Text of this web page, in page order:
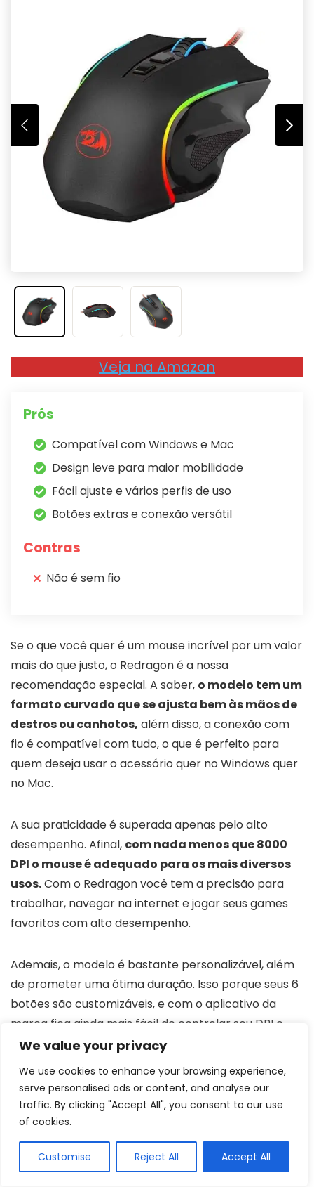
We value your privacy
We use cookies to enhance your browsing experience,
serve personalised ads or content, and analyse our
traffic. By clicking "Accept All", you consent to our use
of cookies.
Customise Reject All Accept All
Veja na Amazon
Prós
Compatível com Windows e Mac
Design leve para maior mobilidade
Fácil ajuste e vários perfis de uso
Botões extras e conexão versátil
Contras
Não é sem fio
Se o que você quer é um mouse incrível por um valor
mais do que justo, o Redragon é a nossa
recomendação especial. A saber, o modelo tem um
formato curvado que se ajusta bem às mãos de
destros ou canhotos, além disso, a conexão com
fio é compatível com tudo, o que é perfeito para
quem deseja usar o acessório quer no Windows quer
no Mac.
A sua praticidade é superada apenas pelo alto
desempenho. Afinal, com nada menos que 8000
DPI o mouse é adequado para os mais diversos
usos.Com o Redragon você tem a precisão para
trabalhar, navegar na internet e jogar seus games
favoritos com alto desempenho.
Ademais, o modelo é bastante personalizável, além
de prometer uma ótima duração. Isso porque seus 6
botões são customizáveis, e com o aplicativo da
marca fica ainda mais fácil de controlar seu DPI e
até criar perfis de uso. Quanto à durabilidade,
vida útil de até 10 milhões de cliques vai garantir
que a sua diversão dure ao máximo.
O mouse gamer Redragon Griffin é um periférico
desenvolvido para oferecer desempenho
equilibrado, precisão e conforto tanto em jogos